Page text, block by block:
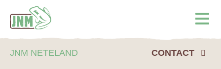
JNM NETELAND CONTACT